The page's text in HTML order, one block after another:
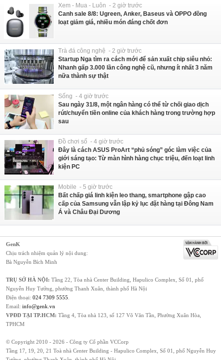
Xem - Mua - Luôn - 2 giờ trước
Canh sale 8/8: Ugreen, Anker, Baseus và OPPO đồng
loạt giảm giá, nhiều món đáng chốt đơn
Trà đá công nghệ - 2 giờ trước
Startup Nga tìm ra cách mới để sản xuất chip siêu nhỏ:
Nhanh gấp 3.000 lần công nghệ cũ, nhưng ít nhất 3 năm
nữa thành sự thật
Sống - 4 giờ trước
Sau ngày 31/8, một ngân hàng có thể từ chối giao dịch
rút/chuyển tiền online của khách hàng trong trường hợp
sau
Đồ chơi số - 4 giờ trước
Đây là cách ASUS ProArt “phủ sóng” góc làm việc của
giới sáng tạo: Từ màn hình hàng chục triệu, đến loạt linh
kiện PC
Mobile - 5 giờ trước
Bất chấp giá linh kiện leo thang, smartphone gập cao
cấp của Samsung vẫn lập kỷ lục đặt hàng tại Đông Nam
Á và Châu Đại Dương
GenK
Chịu trách nhiệm quản lý nội dung:
Bà Nguyễn Bích Minh
TRỤ SỞ HÀ NỘI: Tầng 22, Tòa nhà Center Building, Hapulico Complex, Số 01, phố
Nguyễn Huy Tưởng, phường Thanh Xuân, thành phố Hà Nội
Điện thoại: 024 7309 5555
Email: info@genk.vn
VPĐD TẠI TP.HCM: Tầng 4, Tòa nhà 123, số 127 Võ Văn Tần, Phường Xuân Hòa,
TPHCM
© Copyright 2010 - 2026 - Công ty Cổ phần VCCorp
Tầng 17, 19, 20, 21 Toà nhà Center Building - Hapulico Complex, Số 01, phố Nguyễn Huy